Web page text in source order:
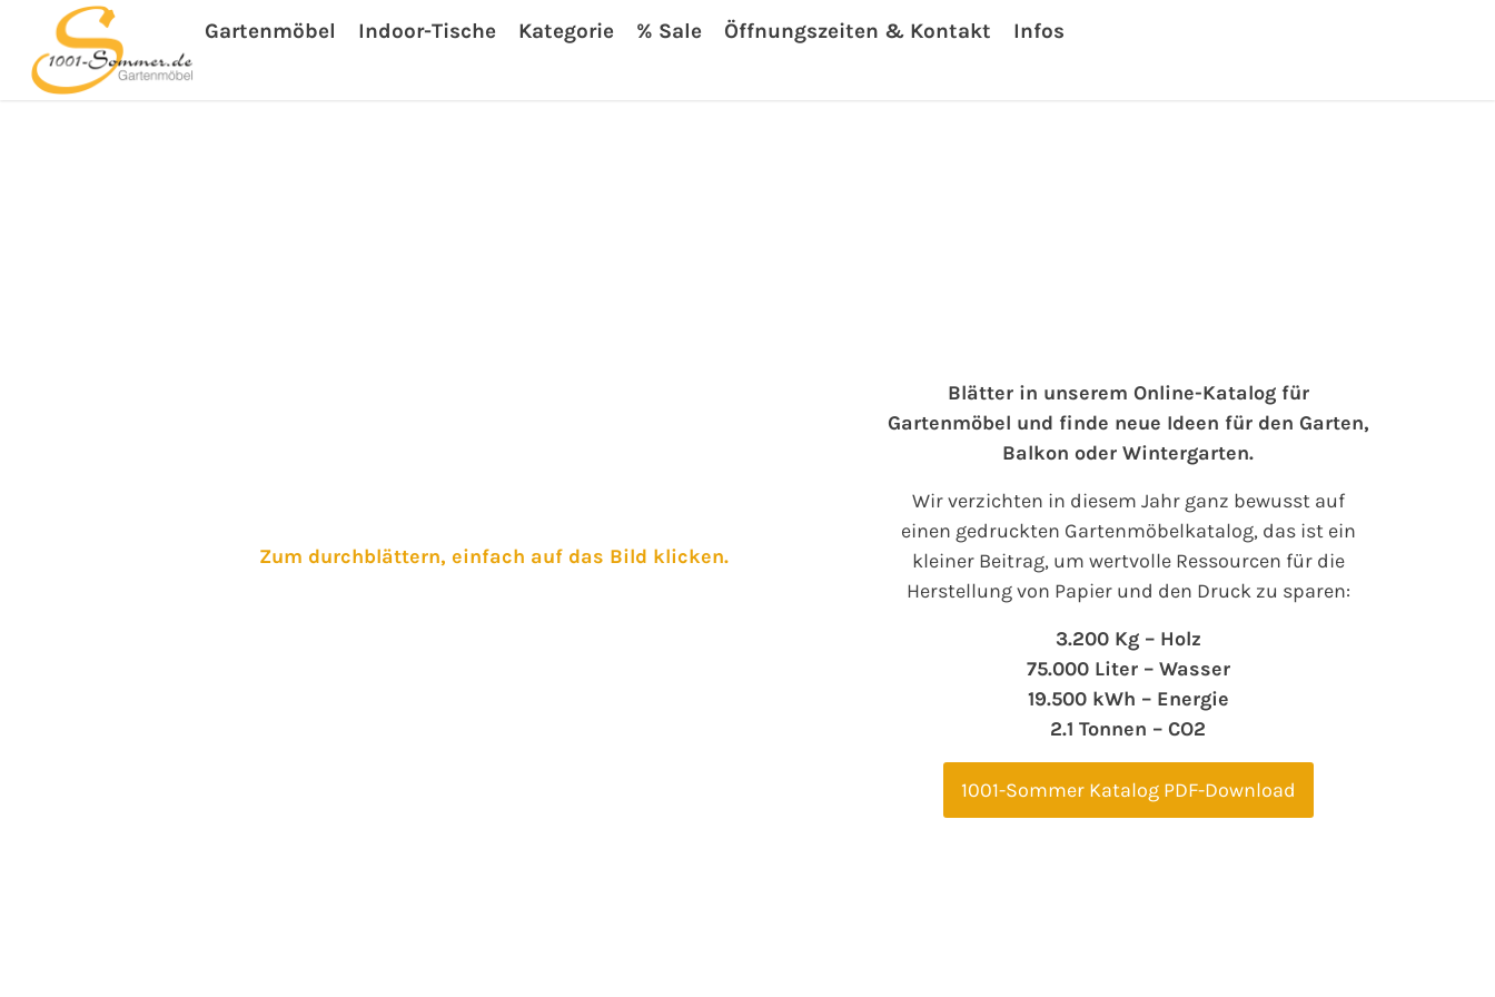
Gartenmöbel Indoor-Tische Kategorie % Sale Öffnungszeiten & Kontakt Infos
Zum durchblättern, einfach auf das Bild klicken.
Blätter in unserem Online-Katalog für
Gartenmöbel und finde neue Ideen für den Garten,
Balkon oder Wintergarten.
Wir verzichten in diesem Jahr ganz bewusst auf
einen gedruckten Gartenmöbelkatalog, das ist ein
kleiner Beitrag, um wertvolle Ressourcen für die
Herstellung von Papier und den Druck zu sparen:
3.200 Kg – Holz
75.000 Liter – Wasser
19.500 kWh – Energie
2.1 Tonnen – CO2
1001-Sommer Katalog PDF-Download